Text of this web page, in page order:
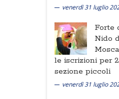
venerdì 31 luglio
Forte
Nido
le iscrizioni per
sezione piccoli
venerdì 31 luglio